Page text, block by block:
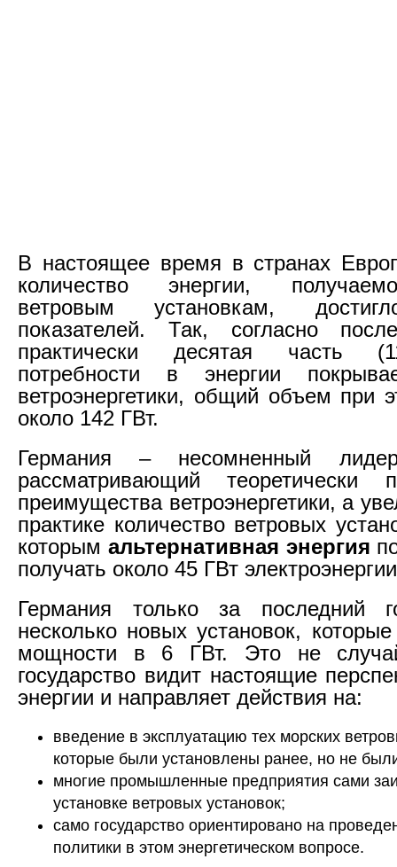
В настоящее время в странах
количество энергии,
ветровым установкам,
показателей. Так, согласно
практически десятая часть
потребности в энергии
ветроэнергетики, общий объем при
около 142 ГВт.
Германия – несомненный
рассматривающий теоретически
преимущества ветроэнергетики, а
практике количество ветровых
которым альтернативная энергия
получать около 45 ГВт
Германия только за последний
несколько новых установок,
мощности в 6 ГВт. Это не
государство видит настоящие
энергии и направляет действия на:
введение в эксплуатацию тех морских
которые были установлены ранее, но не
многие промышленные предприятия сами
установке ветровых установок;
само государство ориентировано на
политики в этом энергетическом вопросе.